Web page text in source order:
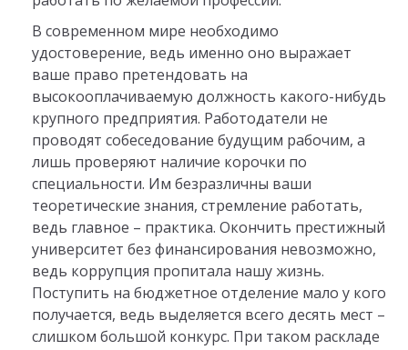
В современном мире необходимо
удостоверение, ведь именно оно выражает
ваше право претендовать на
высокооплачиваемую должность какого-нибудь
крупного предприятия. Работодатели не
проводят собеседование будущим рабочим, а
лишь проверяют наличие корочки по
специальности. Им безразличны ваши
теоретические знания, стремление работать,
ведь главное – практика. Окончить престижный
университет без финансирования невозможно,
ведь коррупция пропитала нашу жизнь.
Поступить на бюджетное отделение мало у кого
получается, ведь выделяется всего десять мест –
слишком большой конкурс. При таком раскладе